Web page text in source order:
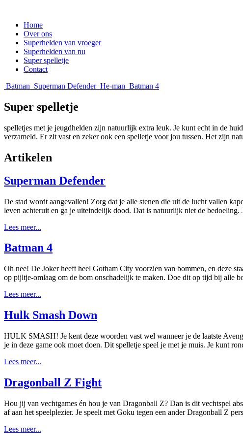
Home
Over ons
Superhelden van vroeger
Superhelden van nu
Super spelletje
Contact
Batman Superman Defender He-man Batman 4
Super spelletje
spelletjes met je jeugdhelden zijn natuurlijk extra leuk. Je kunt echt in de
verzameld. Er zit vast en zeker ook een spelletje voor jou tussen. Het zijn
Artikelen
Superman Defender
De stad wordt aangevallen! Zorg dat je alle stenen die uit de lucht vallen
leven achteruit en ga je uiteindelijk dood. Dat is natuurlijk niet de
Lees meer...
Batman 4
Oh nee! De Joker heeft heel Gotham City voorzien van bommen, en deze
op pijltje-omlaag om de bom onschadelijk te maken. Doe dit op tijd bij alle
Lees meer...
Hulk Smash Down
HULK SMASH! Je kent deze woorden vast wel wanneer je de laatste
je in deze game ook moet doen. Dit spelletje speel je met je muis. Je kunt
Lees meer...
Dragonball Z Fight
Hou jij van vechtgames én hou je van Dragonball Z? Dan is dit vechtspel
af aan het speelplezier. Je speelt met Goku tegen een ander Dragonball Z
Lees meer...